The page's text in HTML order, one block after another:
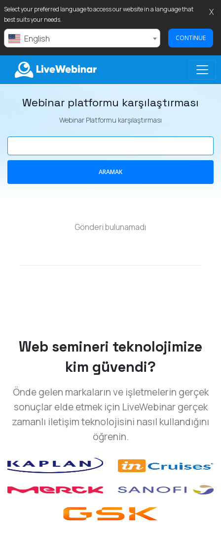
Select your preferred language to access our website in a language that
best suits your needs.
English CONTINUE
X
LIVEWEBINAR.COM
Webinar platformu karşılaştırması
Webinar Platformu karşılaştırması
ARAMAK
Gönderi bulunamadı
Web semineri teknolojimize
kim güvendi?
Önde gelen markaların ve işletmelerin gerçek
sonuçlar elde etmek için LiveWebinar gerçek
zamanlı iletişim teknolojisini nasıl kullandığını
öğrenin.